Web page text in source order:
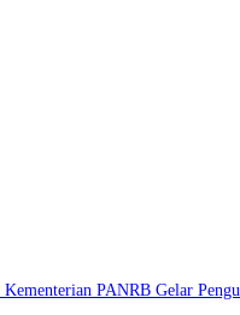
PANRB Gelar